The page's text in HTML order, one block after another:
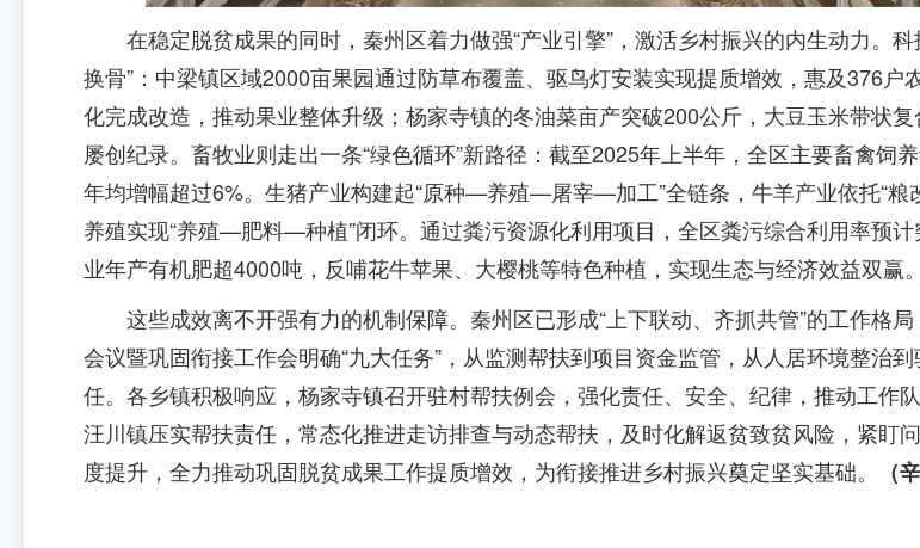
在稳定脱贫成果的同时，秦州区着力做强“产业引擎”，激活乡村振兴的内生动力。
换骨”：中梁镇区域2000亩果园通过防草布覆盖、驱鸟灯安装实现提质增效，惠及376户
化完成改造，推动果业整体升级；杨家寺镇的冬油菜亩产突破200公斤，大豆玉米带状复
屡创纪录。畜牧业则走出一条“绿色循环”新路径：截至2025年上半年，全区主要畜禽饲
年均增幅超过6%。生猪产业构建起“原种—养殖—屠宰—加工”全链条，牛羊产业依托“粮
养殖实现“养殖—肥料—种植”闭环。通过粪污资源化利用项目，全区粪污综合利用率预
业年产有机肥超4000吨，反哺花牛苹果、大樱桃等特色种植，实现生态与经济效益双赢。
这些成效离不开强有力的机制保障。秦州区已形成“上下联动、齐抓共管”的工作格
会议暨巩固衔接工作会明确“九大任务”，从监测帮扶到项目资金监管，从人居环境整治
任。各乡镇积极响应，杨家寺镇召开驻村帮扶例会，强化责任、安全、纪律，推动工作
汪川镇压实帮扶责任，常态化推进走访排查与动态帮扶，及时化解返贫致贫风险，紧盯
度提升，全力推动巩固脱贫成果工作提质增效，为衔接推进乡村振兴奠定坚实基础。
（